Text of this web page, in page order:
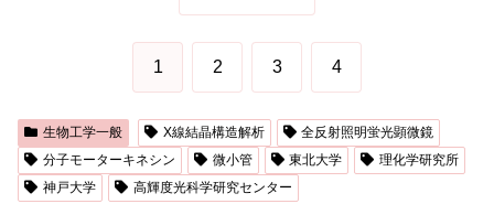
1 2 3 4
生物工学一般 X線結晶構造解析
全反射照明蛍光顕微鏡
分子モーターキネシン
微小管 東北大学
理化学研究所
神戸大学
高輝度光科学研究センター